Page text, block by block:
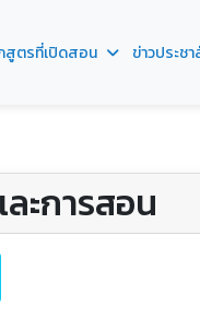
สูตรที่เปิดสอน ข่าวประช
ะการสอน